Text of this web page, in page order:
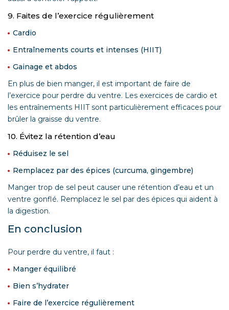
9. Faites de l’exercice régulièrement
Cardio
Entraînements courts et intenses (HIIT)
Gainage et abdos
En plus de bien manger, il est important de faire de
l’exercice pour perdre du ventre. Les exercices de cardio et
les entraînements HIIT sont particulièrement efficaces pour
brûler la graisse du ventre.
10. Évitez la rétention d’eau
Réduisez le sel
Remplacez par des épices (curcuma, gingembre)
Manger trop de sel peut causer une rétention d’eau et un
ventre gonflé. Remplacez le sel par des épices qui aident à
la digestion.
En conclusion
Pour perdre du ventre, il faut :
Manger équilibré
Bien s’hydrater
Faire de l’exercice régulièrement